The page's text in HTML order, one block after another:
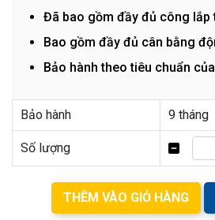
Đã bao gồm đầy đủ công lắp
Bao gồm đầy đủ cân bằng
Bảo hành theo tiêu chuẩn
Bảo hành 9 tháng
Số lượng
THÊM VÀO GIỎ HÀNG